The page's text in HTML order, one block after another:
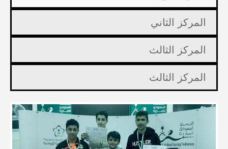
المركز الثاني
المركز الثالث
المركز الثالث